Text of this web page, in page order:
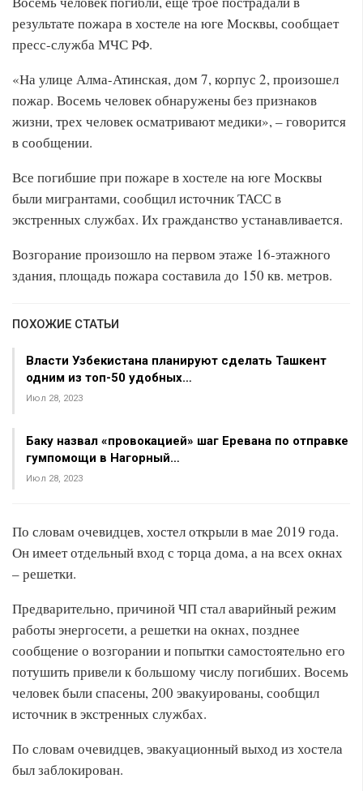
результате пожара в хостеле на юге Москвы, сообщает
пресс-служба МЧС РФ.
«На улице Алма-Атинская, дом 7, корпус 2, произошел
пожар. Восемь человек обнаружены без признаков
жизни, трех человек осматривают медики», – говорится
в сообщении.
Все погибшие при пожаре в хостеле на юге Москвы
были мигрантами, сообщил источник ТАСС в
экстренных службах. Их гражданство устанавливается.
Возгорание произошло на первом этаже 16-этажного
здания, площадь пожара составила до 150 кв. метров.
ПОХОЖИЕ СТАТЬИ
Власти Узбекистана планируют сделать Ташкент
одним из топ-50 удобных…
Июл 28, 2023
Баку назвал «провокацией» шаг Еревана по отправке
гумпомощи в Нагорный…
Июл 28, 2023
По словам очевидцев, хостел открыли в мае 2019 года.
Он имеет отдельный вход с торца дома, а на всех окнах
– решетки.
Предварительно, причиной ЧП стал аварийный режим
работы энергосети, а решетки на окнах, позднее
сообщение о возгорании и попытки самостоятельно его
потушить привели к большому числу погибших. Восемь
человек были спасены, 200 эвакуированы, сообщил
источник в экстренных службах.
По словам очевидцев, эвакуационный выход из хостела
был заблокирован.